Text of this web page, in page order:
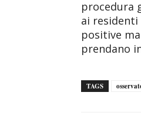
procedura
ai residenti
positive
prendano
TAGS